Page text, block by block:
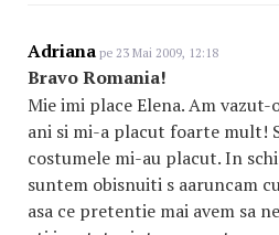
Adriana pe 23 Mai 2009, 12:18
Bravo Romania!
Mie imi place Elena. Am
ani si mi-a placut foarte mult!
costumele mi-au placut. In
suntem obisnuiti s aaruncam
asa ce pretentie mai avem sa